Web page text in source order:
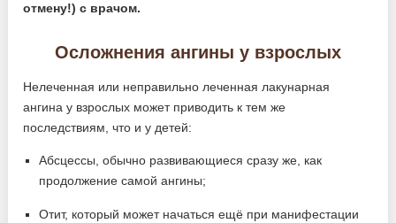
отмену!) с врачом.
Осложнения ангины у взрослых
Нелеченная или неправильно леченная лакунарная
ангина у взрослых может приводить к тем же
последствиям, что и у детей:
Абсцессы, обычно развивающиеся сразу же, как
продолжение самой ангины;
Отит, который может начаться ещё при манифестации